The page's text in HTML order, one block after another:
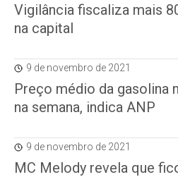
Vigilância fiscaliza mais
na capital
9 de novembro de 2021
Preço médio da gasolina
na semana, indica ANP
9 de novembro de 2021
MC Melody revela que